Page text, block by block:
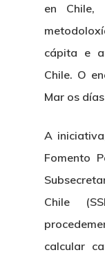
en Chile,
cápita e
Chile. O
Mar os
A
Fomento
Chile
calcular